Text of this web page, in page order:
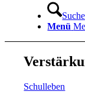
Suche
Menü
Schulleben